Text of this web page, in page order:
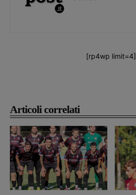
Articoli correlati
[rp4wp limit=4]